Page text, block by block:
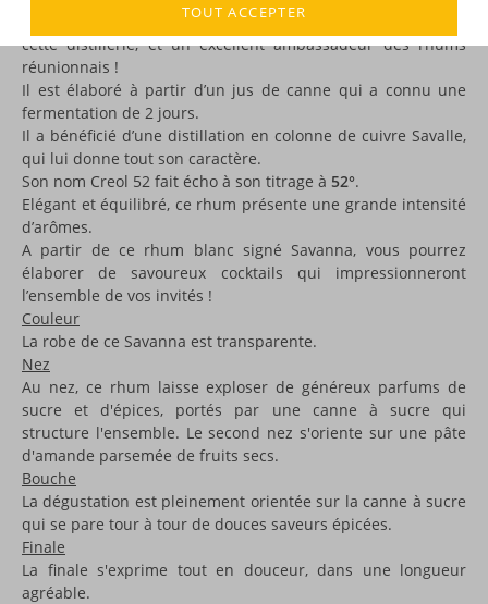
est l’une des dernières créations de
cette distillerie, et un excellent ambassadeur des rhums
réunionnais !
Il est élaboré à partir d’un jus de canne qui a connu une
fermentation de 2 jours.
Il a bénéficié d’une distillation en colonne de cuivre Savalle,
qui lui donne tout son caractère.
Son nom Creol 52 fait écho à son titrage à 52°.
Elégant et équilibré, ce rhum présente une grande intensité
d’arômes.
A partir de ce rhum blanc signé Savanna, vous pourrez
élaborer de savoureux cocktails qui impressionneront
l’ensemble de vos invités !
Couleur
La robe de ce Savanna est transparente.
Nez
Au nez, ce rhum laisse exploser de généreux parfums de
sucre et d'épices, portés par une canne à sucre qui
structure l'ensemble. Le second nez s'oriente sur une pâte
d'amande parsemée de fruits secs.
Bouche
La dégustation est pleinement orientée sur la canne à sucre
qui se pare tour à tour de douces saveurs épicées.
Finale
La finale s'exprime tout en douceur, dans une longueur
agréable.
TOUT ACCEPTER